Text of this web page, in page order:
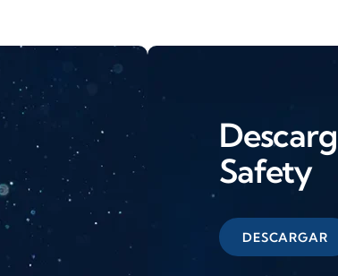
Safety
DESCARGAR